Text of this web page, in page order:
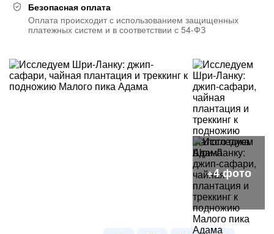
Безопасная оплата
Оплата происходит с использованием защищенных
платежных систем и в соответствии с 54-ФЗ